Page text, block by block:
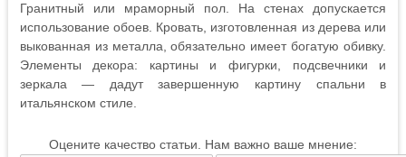
Гранитный или мраморный пол. На стенах допускается
использование обоев. Кровать, изготовленная из дерева или
выкованная из металла, обязательно имеет богатую обивку.
Элементы декора: картины и фигурки, подсвечники и
зеркала — дадут завершенную картину спальни в
итальянском стиле.
Оцените качество статьи. Нам важно ваше мнение: